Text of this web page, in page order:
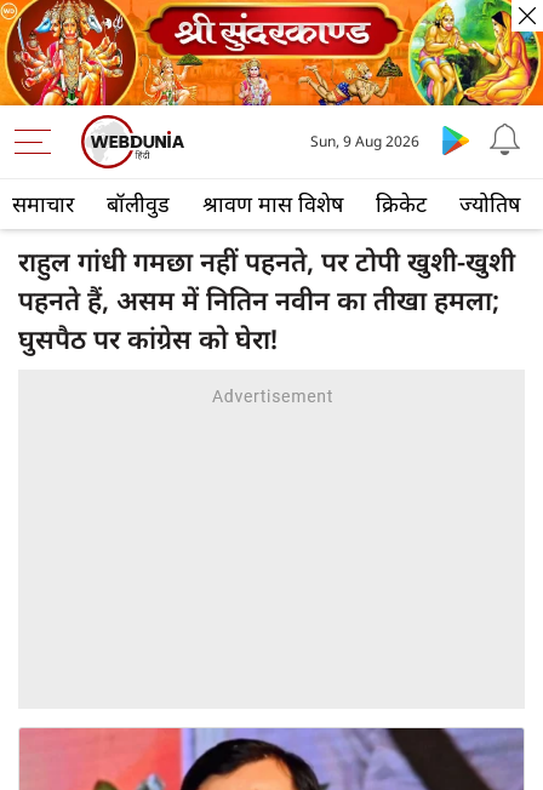
समाचार बॉलीवुड श्रावण मास विशेष क्रिकेट ज्योतिष
Sun, 9 Aug 2026
राहुल गांधी गमछा नहीं पहनते, पर टोपी खुशी-खुशी
पहनते हैं, असम में नितिन नवीन का तीखा हमला;
घुसपैठ पर कांग्रेस को घेरा!